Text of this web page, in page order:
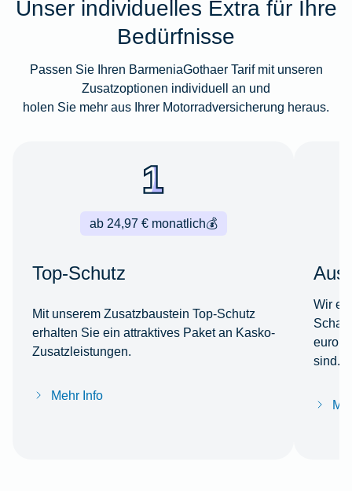
Unser individuelles Extra für Ihre
Bedürfnisse
Passen Sie Ihren BarmeniaGothaer Tarif mit unseren
Zusatzoptionen individuell an und
holen Sie mehr aus Ihrer Motorradversicherung heraus.
💰
ab 24,97 € monatlich
Top-Schutz
Mit unserem Zusatzbaustein Top-Schutz
erhalten Sie ein attraktives Paket an Kasko-
Zusatzleistungen.
Mehr Info
Wir
sind.